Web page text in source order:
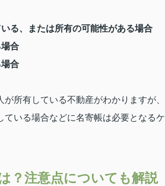
る、または所有の可能性がある場合
合
合
所有している不動産がわかりますが、
いる場合などに名寄帳は必要となるケ
？注意点についても解説